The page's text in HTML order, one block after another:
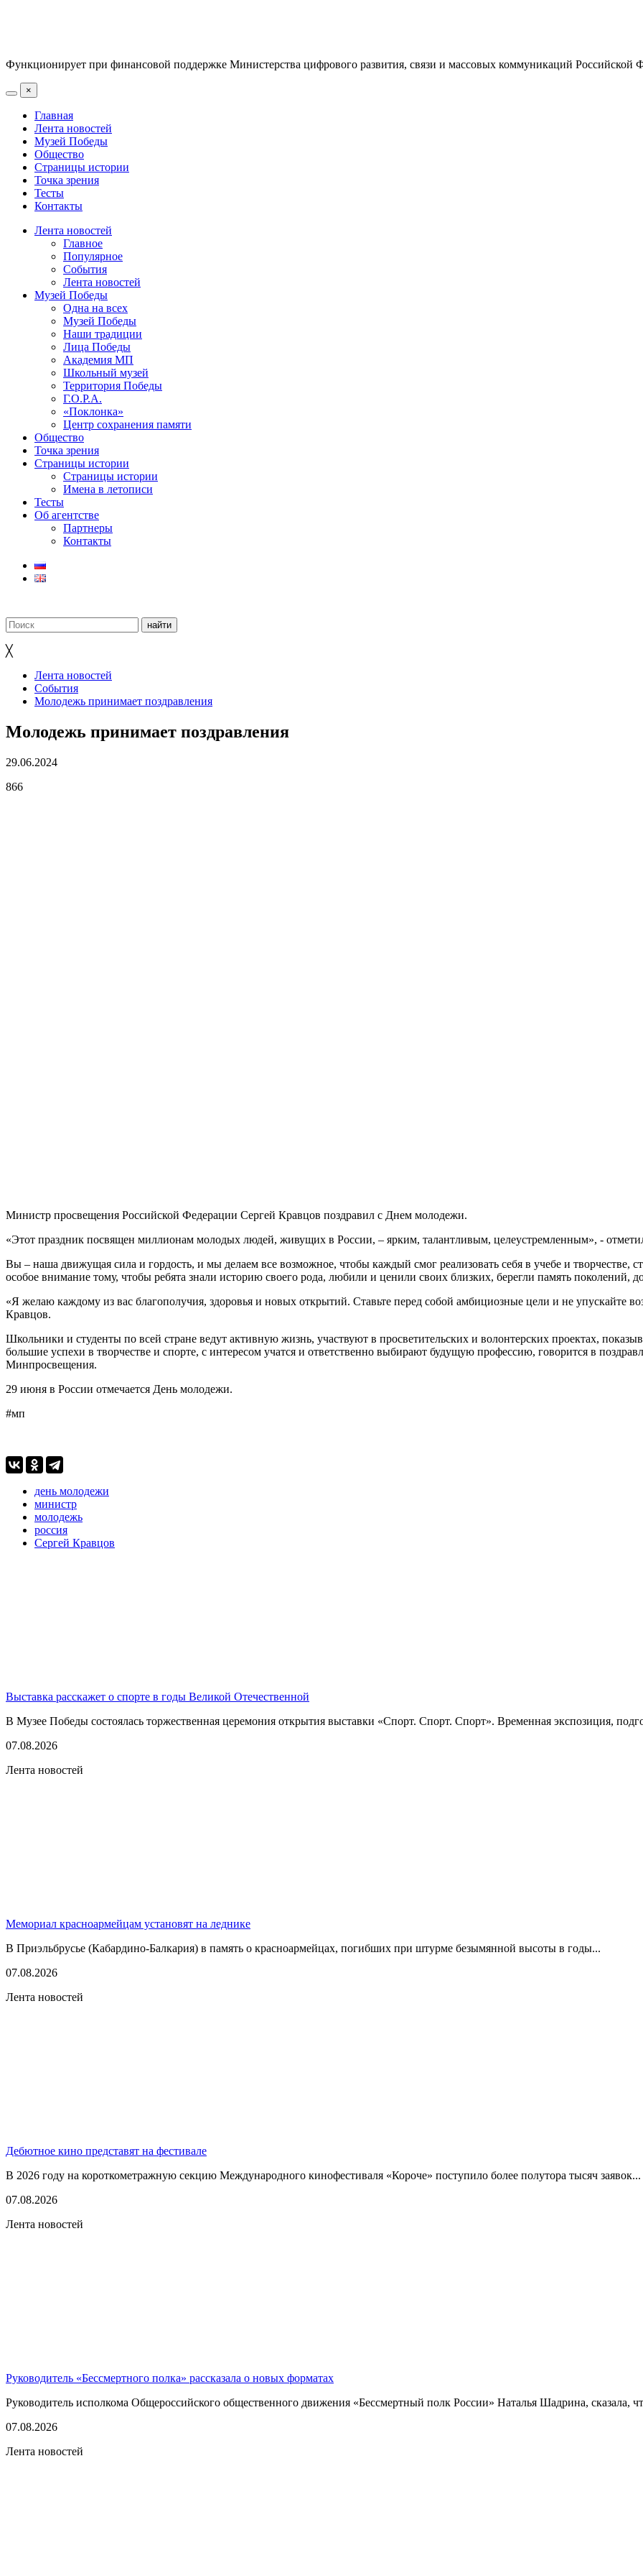
Функционирует при финансовой поддержке Министерства цифрового развития, связи и массовых коммуникаций Российской
×
Главная
Лента новостей
Музей Победы
Общество
Страницы истории
Точка зрения
Тесты
Контакты
Лента новостей
Главное
Популярное
События
Лента новостей
Музей Победы
Одна на всех
Музей Победы
Наши традиции
Лица Победы
Академия МП
Школьный музей
Территория Победы
Г.О.Р.А.
«Поклонка»
Центр сохранения памяти
Общество
Точка зрения
Страницы истории
Страницы истории
Имена в летописи
Тесты
Об агентстве
Партнеры
Контакты
╳
Лента новостей
События
Молодежь принимает поздравления
Молодежь принимает поздравления
29.06.2024
866
Министр просвещения Российской Федерации Сергей Кравцов поздравил с Днем молодежи.
«Этот праздник посвящен миллионам молодых людей, живущих в России, – ярким, талантливым, целеустремленным», -
Вы – наша движущая сила и гордость, и мы делаем все возможное, чтобы каждый смог реализовать себя в учебе и творчестве,
особое внимание тому, чтобы ребята знали историю своего рода, любили и ценили своих близких, берегли память поколений,
«Я желаю каждому из вас благополучия, здоровья и новых открытий. Ставьте перед собой амбициозные цели и не упускайте
Кравцов.
Школьники и студенты по всей стране ведут активную жизнь, участвуют в просветительских и волонтерских проектах,
большие успехи в творчестве и спорте, с интересом учатся и ответственно выбирают будущую профессию, говорится в
Минпросвещения.
29 июня в России отмечается День молодежи.
#мп
день молодежи
министр
молодежь
россия
Сергей Кравцов
Выставка расскажет о спорте в годы Великой Отечественной
В Музее Победы состоялась торжественная церемония открытия выставки «Спорт. Спорт. Спорт». Временная экспозиция,
07.08.2026
Лента новостей
Мемориал красноармейцам установят на леднике
В Приэльбрусье (Кабардино-Балкария) в память о красноармейцах, погибших при штурме безымянной высоты в годы...
07.08.2026
Лента новостей
Дебютное кино представят на фестивале
В 2026 году на короткометражную секцию Международного кинофестиваля «Короче» поступило более полутора тысяч заявок...
07.08.2026
Лента новостей
Руководитель «Бессмертного полка» рассказала о новых форматах
Руководитель исполкома Общероссийского общественного движения «Бессмертный полк России» Наталья Шадрина, сказала,
07.08.2026
Лента новостей